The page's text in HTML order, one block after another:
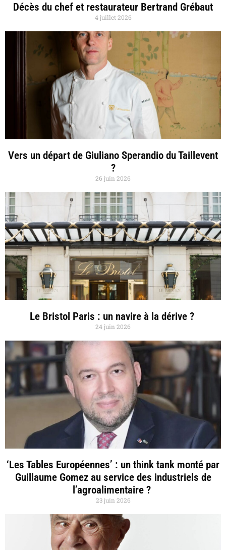
Décès du chef et restaurateur Bertrand Grébaut
4 juillet 2026
Vers un départ de Giuliano Sperandio du Taillevent
?
26 juin 2026
Le Bristol Paris : un navire à la dérive ?
24 juin 2026
‘Les Tables Européennes’ : un think tank monté par
Guillaume Gomez au service des industriels de
l’agroalimentaire ?
23 juin 2026